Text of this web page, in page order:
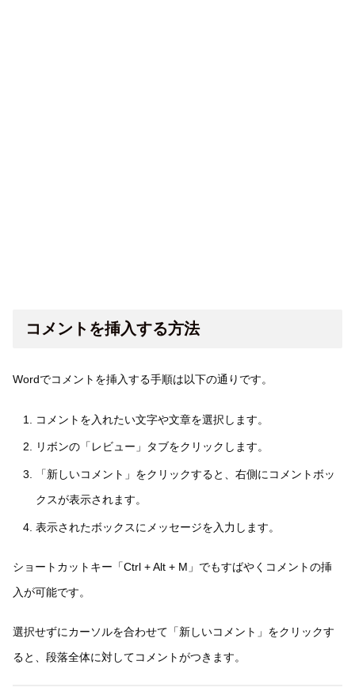
コメントを挿入する方法
Wordでコメントを挿入する手順は以下の通りです。
コメントを入れたい文字や文章を選択します。
リボンの「レビュー」タブをクリックします。
「新しいコメント」をクリックすると、右側にコメントボッ
クスが表示されます。
表示されたボックスにメッセージを入力します。
ショートカットキー「Ctrl + Alt + M」でもすばやくコメントの挿
入が可能です。
選択せずにカーソルを合わせて「新しいコメント」をクリックす
ると、段落全体に対してコメントがつきます。